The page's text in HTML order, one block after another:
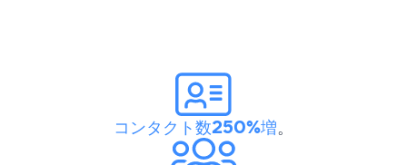
コンタクト数250%増。